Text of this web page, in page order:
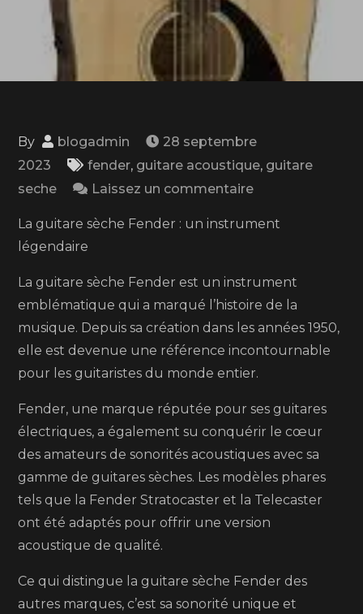
By blogadmin
28 septembre
2023
fender, guitare acoustique, guitare
seche
Laissez un commentaireon
guitare
Fender
:
un
symbole
intemporel
qualité
sonore
La guitare sèche Fender : un instrument
légendaire
La guitare sèche Fender est un instrument
emblématique qui a marqué l’histoire de la
musique. Depuis sa création dans les années 1950,
elle est devenue une référence incontournable
pour les guitaristes du monde entier.
Fender, une marque réputée pour ses guitares
électriques, a également su conquérir le cœur
des amateurs de sonorités acoustiques avec sa
gamme de guitares sèches. Les modèles phares
tels que la Fender Stratocaster et la Telecaster
ont été adaptés pour offrir une version
acoustique de qualité.
Ce qui distingue la guitare sèche Fender des
autres marques, c’est sa sonorité unique et